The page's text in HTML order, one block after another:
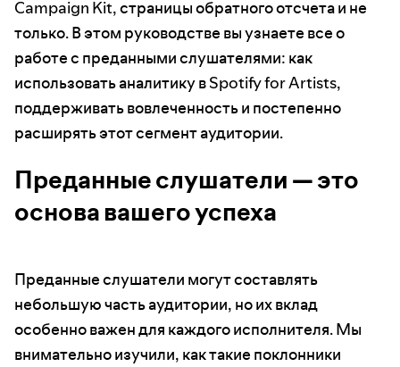
Campaign Kit, страницы обратного отсчета и не
только. В этом руководстве вы узнаете все о
работе с преданными слушателями: как
использовать аналитику в Spotify for Artists,
поддерживать вовлеченность и постепенно
расширять этот сегмент аудитории.
Преданные слушатели — это
основа вашего успеха
Преданные слушатели могут составлять
небольшую часть аудитории, но их вклад
особенно важен для каждого исполнителя. Мы
внимательно изучили, как такие поклонники